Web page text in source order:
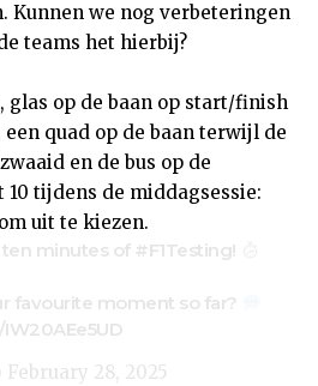
Kunnen we nog verbeteringen
teams het hierbij?
glas op de baan op start/finish
quad op de baan terwijl de
en de bus op de
tijdens de middagsessie:
uit te kiezen.
minutes of #F1Testing!
favourite moment so far?
February 28, 2025